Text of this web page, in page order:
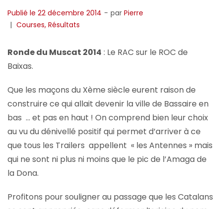
Publié le 22 décembre 2014 par Pierre
Courses Résultats
Ronde du Muscat 2014 : Le RAC sur le ROC de
Baixas.
Que les maçons du Xème siècle eurent raison de
construire ce qui allait devenir la ville de Bassaire en
bas … et pas en haut ! On comprend bien leur choix
au vu du dénivellé positif qui permet d’arriver à ce
que tous les Trailers appellent « les Antennes » mais
qui ne sont ni plus ni moins que le pic de l’Amaga de
la Dona.
Profitons pour souligner au passage que les Catalans